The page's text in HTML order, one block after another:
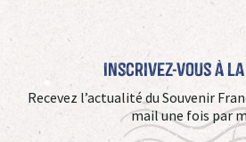
Inscrivez-vous à
Recevez l’actualité du Souvenir
mail une fois par